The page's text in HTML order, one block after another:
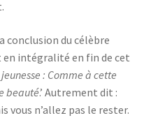
conclusion du célèbre
intégralité en fin de cet
: Comme à cette
beauté.’ Autrement dit :
vous n’allez pas le rester.